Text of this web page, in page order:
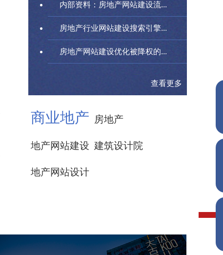
内部资料：房地产网站建设流...
房地产行业网站建设搜索引擎...
房地产网站建设优化被降权的...
查看更多
商业地产 房地产
地产网站建设 建筑设计院
地产网站设计